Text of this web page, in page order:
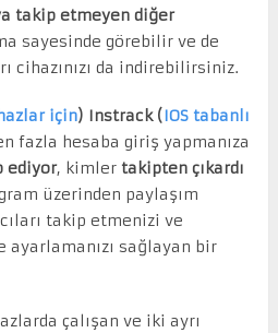
takip etmeyen diğer
sayesinde görebilir ve de
cihazınızı da indirebilirsiniz.
için) Instrack (IOS tabanlı
fazla hesaba giriş yapmanıza
ediyor, kimler takipten çıkardı
üzerinden paylaşım
takip etmenizi ve
sağlayan bir
çalışan ve iki ayrı